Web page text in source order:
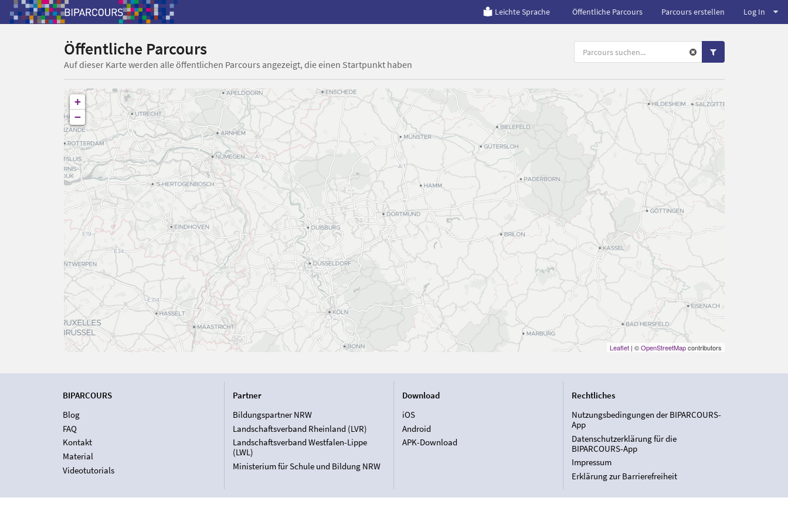
Leichte Sprache Öffentliche Parcours Parcours erstellen Log In
Öffentliche Parcours
Auf dieser Karte werden alle öffentlichen Parcours angezeigt, die einen Startpunkt haben
+
−
Leaflet| ©OpenStreetMapcontributors
BIPARCOURS
Blog
FAQ
Kontakt
Material
Videotutorials
Partner
Bildungspartner NRW
Landschaftsverband Rheinland (LVR)
Landschaftsverband Westfalen-Lippe
(LWL)
Ministerium für Schule und Bildung NRW
Download
iOS
Android
APK-Download
Rechtliches
Nutzungsbedingungen der BIPARCOURS-
App
Datenschutzerklärung für die
BIPARCOURS-App
Impressum
Erklärung zur Barrierefreiheit